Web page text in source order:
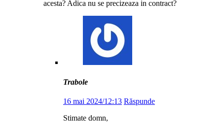
acesta? Adica nu se precizeaza in contract?
Trabole
16 mai 2024/12:13 Răspunde
Stimate domn,